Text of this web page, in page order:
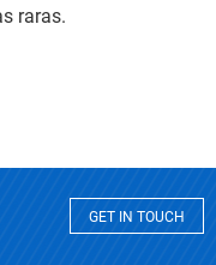
raras.
GET IN TOUCH